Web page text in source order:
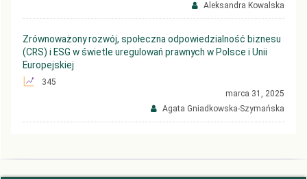
Aleksandra Kowalska
Zrównoważony rozwój, społeczna odpowiedzialność biznesu
(CRS) i ESG w świetle uregulowań prawnych w Polsce i Unii
Europejskiej
345
marca 31, 2025
Agata Gniadkowska-Szymańska